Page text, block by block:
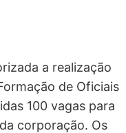
a realização
de Oficiais
100 vagas para
corporação. Os